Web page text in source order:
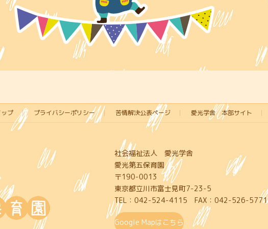
プ プライバシーポリシー 苦情解決公表ページ 愛光学舎 本部サイト
社会福祉法人 愛光学舎
愛光第五保育園
〒190-0013
東京都立川市富士見町7-23-5
TEL：042-524-4115 FAX：042-526-5771
Google Mapはこちら